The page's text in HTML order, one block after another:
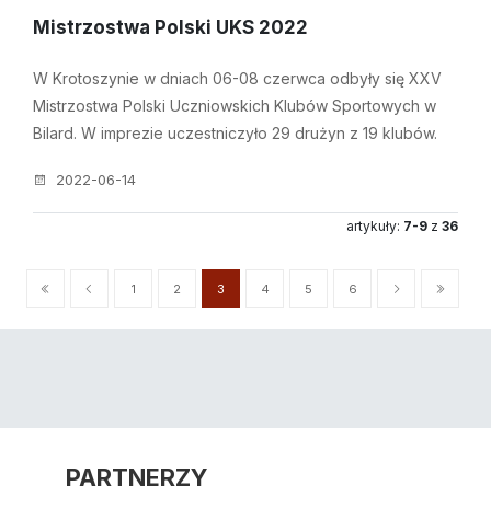
Mistrzostwa Polski UKS 2022
W Krotoszynie w dniach 06-08 czerwca odbyły się XXV
Mistrzostwa Polski Uczniowskich Klubów Sportowych w
Bilard. W imprezie uczestniczyło 29 drużyn z 19 klubów.
2022-06-14
artykuły: 7-9 z 36
1 2 3 4 5 6
PARTNERZY